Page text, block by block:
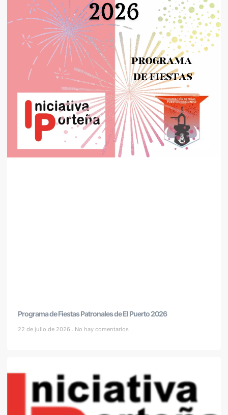
Programa de Fiestas Patronales de El Puerto 2026
22 de julio de 2026 No hay comentarios